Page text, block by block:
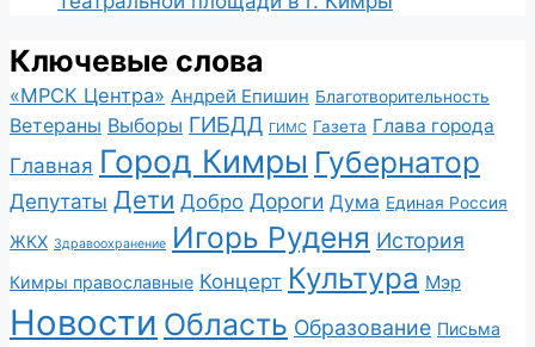
Ключевые слова
«МРСК Центра» Андрей Епишин Благотворительность
Ветераны Выборы ГИБДД ГИМС Газета Глава города
Главная Город Кимры Губернатор
Депутаты Дети Добро Дороги Дума Единая Россия
ЖКХ Здравоохранение Игорь Руденя История
Кимры православные Концерт Культура Мэр
Новости Область Образование Письма